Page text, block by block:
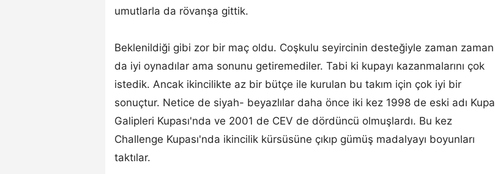
umutlarla da rövanşa gittik.
Beklenildiği gibi zor bir maç oldu. Coşkulu seyircinin desteğiyle zaman zaman
da iyi oynadılar ama sonunu getiremediler. Tabi ki kupayı kazanmalarını çok
istedik. Ancak ikincilikte az bir bütçe ile kurulan bu takım için çok iyi bir
sonuçtur. Netice de siyah- beyazlılar daha önce iki kez 1998 de eski adı Kupa
Galipleri Kupası'nda ve 2001 de CEV de dördüncü olmuşlardı. Bu kez
Challenge Kupası'nda ikincilik kürsüsüne çıkıp gümüş madalyayı boyunları
taktılar.